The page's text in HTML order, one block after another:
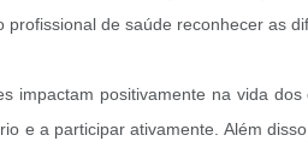
de saúde reconhecer as
impactam positivamente na vida
e a participar ativamente. Além